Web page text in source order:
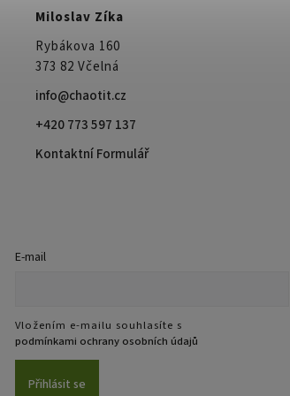
Miloslav Zíka
Rybákova 160
373 82 Včelná
info@chaotit.cz
+420 773 597 137
Kontaktní Formulář
E-mail
Vložením e-mailu souhlasíte s
podmínkami ochrany osobních údajů
Přihlásit se